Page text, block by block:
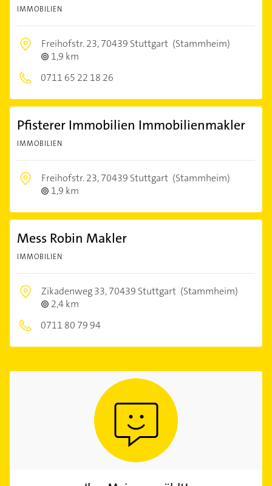
IMMOBILIEN
Freihofstr. 23,70439 Stuttgart (Stammheim)
1,9 km
0711 65 22 18 26
Pfisterer Immobilien Immobilienmakler
IMMOBILIEN
Freihofstr. 23,70439 Stuttgart (Stammheim)
1,9 km
Mess Robin Makler
IMMOBILIEN
Zikadenweg 33,70439 Stuttgart (Stammheim)
2,4 km
0711 80 79 94